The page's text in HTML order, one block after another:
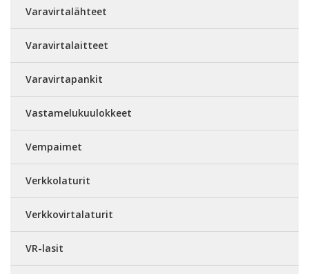
Varavirtalähteet
Varavirtalaitteet
Varavirtapankit
Vastamelukuulokkeet
Vempaimet
Verkkolaturit
Verkkovirtalaturit
VR-lasit